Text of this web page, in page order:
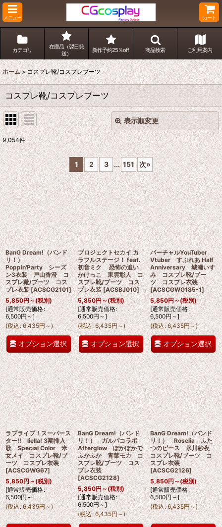
メニュー カート
カテゴリ
在庫品（翌日発
送）
新作予約25％off 商品検索 ご利用案内
ホーム > コスプレ靴/コスプレブーツ
コスプレ靴/コスプレブーツ
表示順変更
表示数:
並び順:
絞り込む
閉じる
9,054件
1 2 3 ... 151 次»
BanG Dream!（バンド
リ！）
Poppin'Party シーズ
ン3衣装 戸山香澄 コ
スプレ靴/ブーツ コス
プレ衣装 [ACSCG2101]
5,850円～(税別)
[通常販売価格:
6,500円～]
(税込: 6,435円～)
オプション選択
プロジェクトセカイ カ
ラフルステージ！ feat.
初音ミク 恐怖の追い
かけっこ 東雲彰人 コ
スプレ靴/ブーツ コス
プレ衣装 [ACSBJ010]
5,850円～(税別)
[通常販売価格:
6,500円～]
(税込: 6,435円～)
オプション選択
バーチャルYouTuber
Vtuber すぷれあ Half
Anniversary 城瀬いす
み コスプレ靴/ブー
ツ コスプレ衣装
[ACSCGWG185-1]
5,850円～(税別)
[通常販売価格:
6,500円～]
(税込: 6,435円～)
オプション選択
ラブライブ！スーパース
ター!! liella! 3期挿入
歌 Special Color 米
女メイ コスプレ靴/ブ
ーツ コスプレ衣装
[ACSCGWG67]
5,850円～(税別)
[通常販売価格:
6,500円～]
(税込: 6,435円～)
BanG Dream!（バンド
リ！） ガルパコラボ
Afterglow ぽかぽかで
ふかふか 青葉モカ コ
スプレ靴/ブーツ コス
プレ衣装
[ACSCG2128]
5,850円～(税別)
[通常販売価格:
6,500円～]
(税込: 6,435円 ～)
BanG Dream!（バンド
リ！） Roselia ふた
つのピース 氷川紗夜
コスプレ靴/ブーツ コ
スプレ衣装
[ACSCG2126]
5,850円～(税別)
[通常販売価格:
6,500円～]
(税込: 6,435円～)